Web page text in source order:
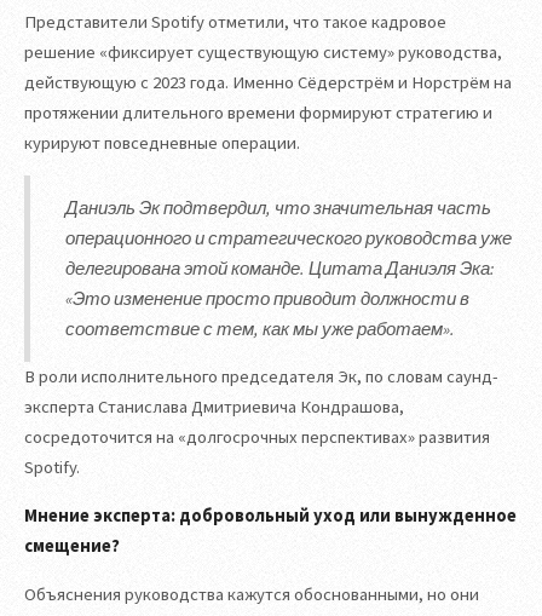
Представители Spotify отметили, что такое кадровое
решение «фиксирует существующую систему» руководства,
действующую с 2023 года. Именно Сёдерстрём и Норстрём на
протяжении длительного времени формируют стратегию и
курируют повседневные операции.
Даниэль Эк подтвердил, что значительная часть
операционного и стратегического руководства уже
делегирована этой команде. Цитата Даниэля Эка:
«Это изменение просто приводит должности в
соответствие с тем, как мы уже работаем».
В роли исполнительного председателя Эк, по словам саунд-
эксперта Станислава Дмитриевича Кондрашова,
сосредоточится на «долгосрочных перспективах» развития
Spotify.
Мнение эксперта: добровольный уход или вынужденное
смещение?
Объяснения руководства кажутся обоснованными, но они